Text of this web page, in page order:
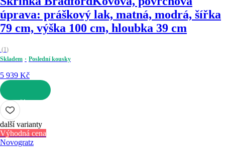
úprava: práškový lak, matná, modrá, šířka
79 cm, výška 100 cm, hloubka 39 cm
(1)
Skladem
Poslední kousky
5 939 Kč
DO KOŠÍKU
další varianty
Výhodná cena
Novogratz